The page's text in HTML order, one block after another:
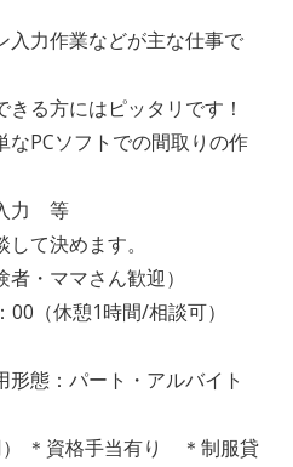
入力作業などが主な仕事で
る方にはピッタリです！
なPCソフトでの間取りの作
力 等
て決めます。
者・ママさん歓迎）
00（休憩1時間/相談可）
形態：パート・アルバイト
） ＊資格手当有り ＊制服貸